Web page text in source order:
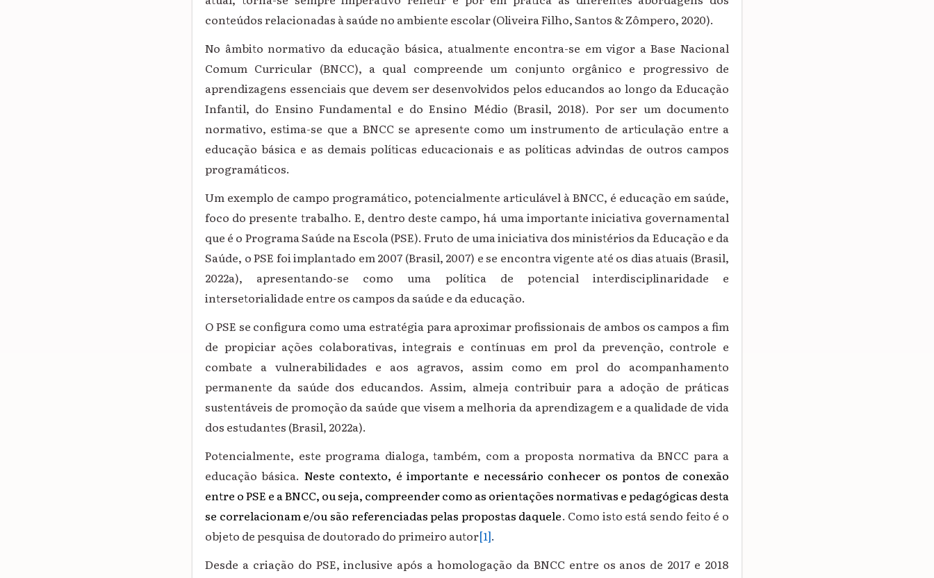
conteúdos relacionadas à saúde no ambiente escolar (Oliveira Filho, Santos & Zômpero, 2020).
No âmbito normativo da educação básica, atualmente encontra-se em vigor a Base Nacional
Comum Curricular (BNCC), a qual compreende um conjunto orgânico e progressivo de
aprendizagens essenciais que devem ser desenvolvidos pelos educandos ao longo da Educação
Infantil, do Ensino Fundamental e do Ensino Médio (Brasil, 2018). Por ser um documento
normativo, estima-se que a BNCC se apresente como um instrumento de articulação entre a
educação básica e as demais políticas educacionais e as políticas advindas de outros campos
programáticos.
Um exemplo de campo programático, potencialmente articulável à BNCC, é educação em saúde,
foco do presente trabalho. E, dentro deste campo, há uma importante iniciativa governamental
que é o Programa Saúde na Escola (PSE). Fruto de uma iniciativa dos ministérios da Educação e da
Saúde, o PSE foi implantado em 2007 (Brasil, 2007) e se encontra vigente até os dias atuais (Brasil,
2022a), apresentando-se como uma política de potencial interdisciplinaridade e
intersetorialidade entre os campos da saúde e da educação.
O PSE se configura como uma estratégia para aproximar profissionais de ambos os campos a fim
de propiciar ações colaborativas, integrais e contínuas em prol da prevenção, controle e
combate a vulnerabilidades e aos agravos, assim como em prol do acompanhamento
permanente da saúde dos educandos. Assim, almeja contribuir para a adoção de práticas
sustentáveis de promoção da saúde que visem a melhoria da aprendizagem e a qualidade de vida
dos estudantes (Brasil, 2022a).
Potencialmente, este programa dialoga, também, com a proposta normativa da BNCC para a
educação básica. Neste contexto, é importante e necessário conhecer os pontos de conexão
entre o PSE e a BNCC, ou seja, compreender como as orientações normativas e pedagógicas desta
se correlacionam e/ou são referenciadas pelas propostas daquele. Como isto está sendo feito é o
objeto de pesquisa de doutorado do primeiro autor[1].
Desde a criação do PSE, inclusive após a homologação da BNCC entre os anos de 2017 e 2018